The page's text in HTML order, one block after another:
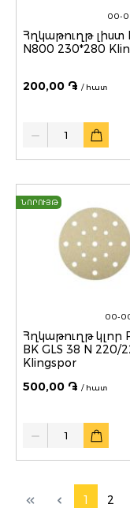
00-
Հղկաթուղթ լիստ PS
N800 230*280
200,00 ֏ / հատ
Quantity
ՆՈՐՈՒՅԹ
00-
Հղկաթուղթ կլոր
BK GLS 38 N 220/
Klingspor
500,00 ֏ / հատ
1 2